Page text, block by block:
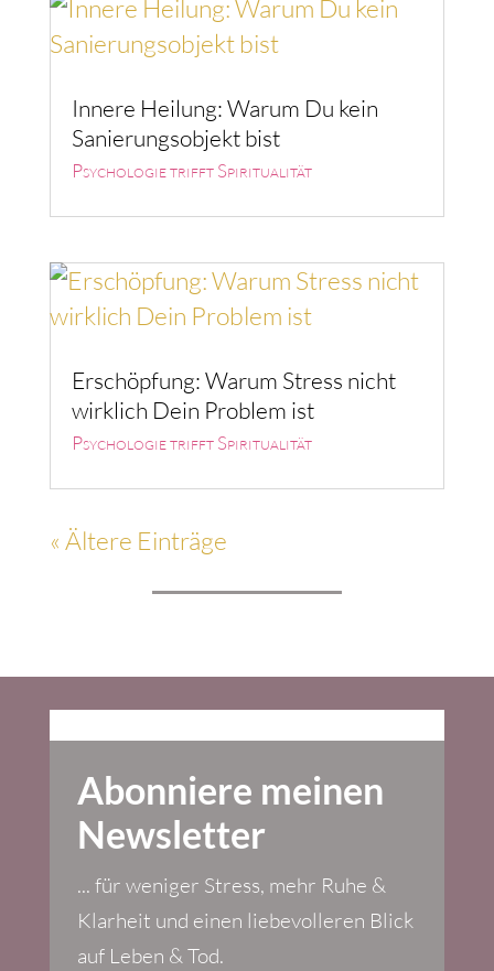
Innere Heilung: Warum Du kein
Sanierungsobjekt bist
Psychologie trifft Spiritualität
Erschöpfung: Warum Stress nicht
wirklich Dein Problem ist
Psychologie trifft Spiritualität
« Ältere Einträge
Abonniere meinen
Newsletter
... für weniger Stress, mehr Ruhe &
Klarheit und einen liebevolleren Blick
auf Leben & Tod.